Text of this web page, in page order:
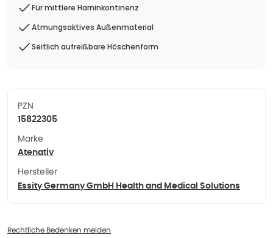
Für mittlere Harninkontinenz
Atmungsaktives Außenmaterial
Seitlich aufreißbare Höschenform
PZN
15822305
Marke
Atenativ
Hersteller
Essity Germany GmbH Health and Medical Solutions
Rechtliche Bedenken melden